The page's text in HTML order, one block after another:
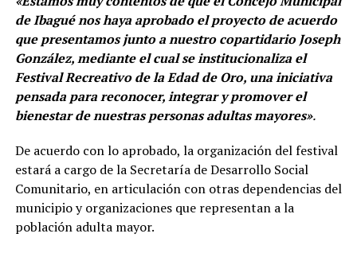
de Ibagué nos haya aprobado el proyecto de acuerdo
que presentamos junto a nuestro copartidario Joseph
González, mediante el cual se institucionaliza el
Festival Recreativo de la Edad de Oro, una iniciativa
pensada para reconocer, integrar y promover el
bienestar de nuestras personas adultas mayores».
De acuerdo con lo aprobado, la organización del festival
estará a cargo de la Secretaría de Desarrollo Social
Comunitario, en articulación con otras dependencias del
municipio y organizaciones que representan a la
población adulta mayor.